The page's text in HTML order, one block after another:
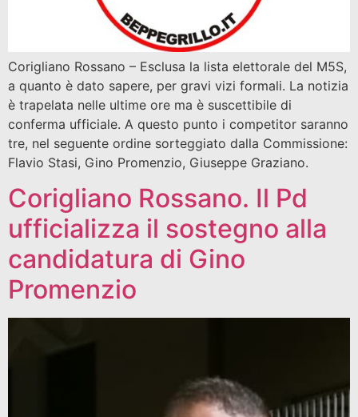
Corigliano Rossano – Esclusa la lista elettorale del M5S,
a quanto è dato sapere, per gravi vizi formali. La notizia
è trapelata nelle ultime ore ma è suscettibile di
conferma ufficiale. A questo punto i competitor saranno
tre, nel seguente ordine sorteggiato dalla Commissione:
Flavio Stasi, Gino Promenzio, Giuseppe Graziano.
Corigliano Rossano. Il Pd
ufficializza il sostegno alla
candidatura di Gino
Promenzio